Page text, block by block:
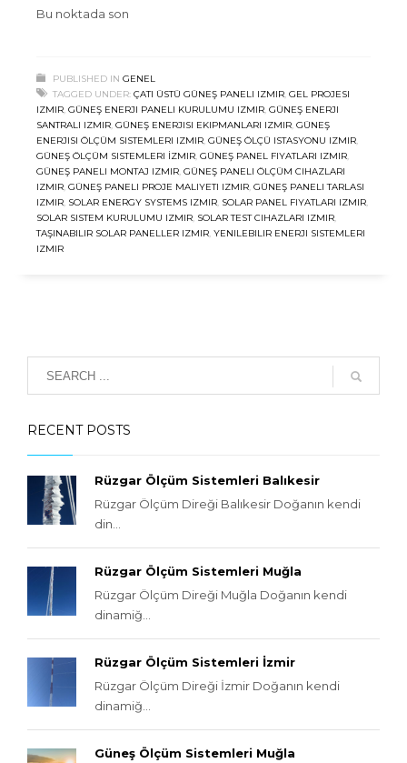
Bu noktada son
PUBLISHED IN GENEL
TAGGED UNDER: ÇATI ÜSTÜ GÜNEŞ PANELI IZMIR, GEL PROJESI
IZMIR, GÜNEŞ ENERJI PANELI KURULUMU IZMIR, GÜNEŞ ENERJI
SANTRALI IZMIR, GÜNEŞ ENERJISI EKIPMANLARI IZMIR, GÜNEŞ
ENERJISI ÖLÇÜM SISTEMLERI IZMIR, GÜNEŞ ÖLÇÜ ISTASYONU IZMIR,
GÜNEŞ ÖLÇÜM SISTEMLERI İZMIR, GÜNEŞ PANEL FIYATLARI IZMIR,
GÜNEŞ PANELI MONTAJ IZMIR, GÜNEŞ PANELI ÖLÇÜM CIHAZLARI
IZMIR, GÜNEŞ PANELI PROJE MALIYETI IZMIR, GÜNEŞ PANELI TARLASI
IZMIR, SOLAR ENERGY SYSTEMS IZMIR, SOLAR PANEL FIYATLARI IZMIR,
SOLAR SISTEM KURULUMU IZMIR, SOLAR TEST CIHAZLARI IZMIR,
TAŞINABILIR SOLAR PANELLER IZMIR, YENILEBILIR ENERJI SISTEMLERI
IZMIR
RECENT POSTS
Rüzgar Ölçüm Sistemleri Balıkesir
Rüzgar Ölçüm Direği Balıkesir Doğanın kendi
din...
Rüzgar Ölçüm Sistemleri Muğla
Rüzgar Ölçüm Direği Muğla Doğanın kendi
dinamiğ...
Rüzgar Ölçüm Sistemleri İzmir
Rüzgar Ölçüm Direği İzmir Doğanın kendi
dinamiğ...
Güneş Ölçüm Sistemleri Muğla